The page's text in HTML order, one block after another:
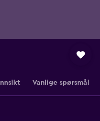
Innsikt Vanlige spørsmål